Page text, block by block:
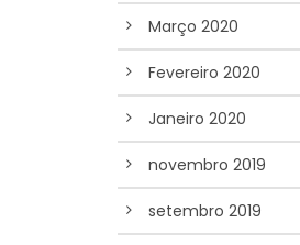
Março 2020
Fevereiro 2020
Janeiro 2020
novembro 2019
setembro 2019